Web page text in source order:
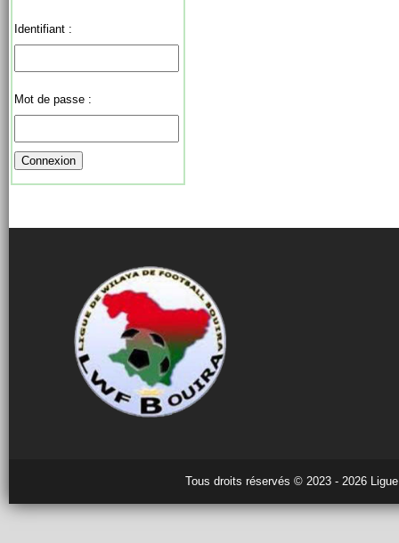
Identifiant :
Mot de passe :
Tous droits réservés © 2023 - 2026